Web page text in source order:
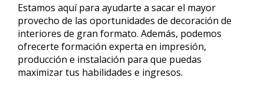
Estamos aquí para ayudarte a sacar el mayor
provecho de las oportunidades de decoración de
interiores de gran formato. Además, podemos
ofrecerte formación experta en impresión,
producción e instalación para que puedas
maximizar tus habilidades e ingresos.